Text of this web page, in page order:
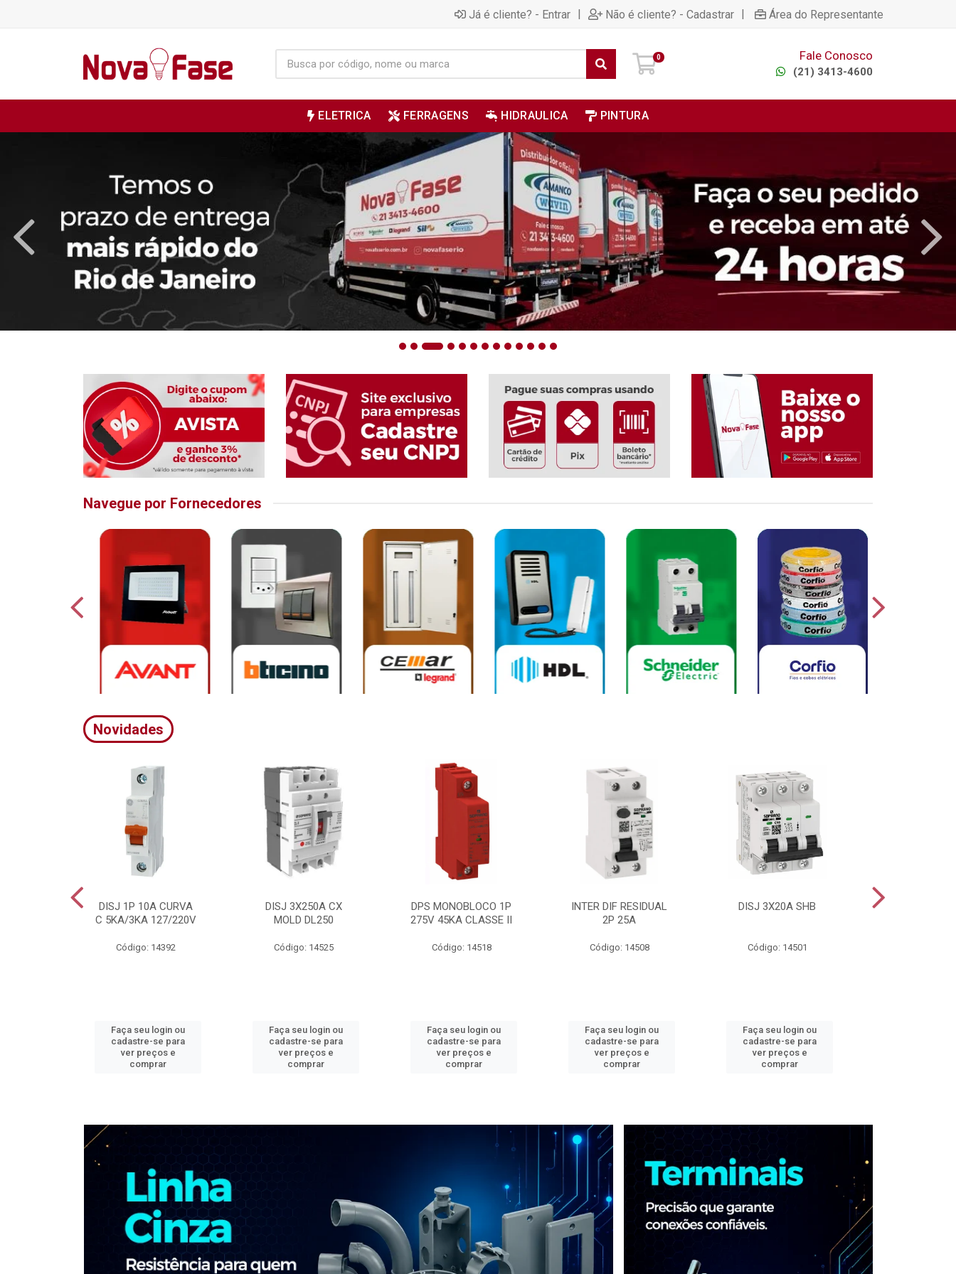
Já é cliente? - Entrar | Não é cliente? - Cadastrar | Área do Representante
0 Fale Conosco
(21) 3413-4600
ELETRICA FERRAGENS HIDRAULICA PINTURA
Navegue por Fornecedores
Novidades
DISJ 1P 10A CURVA
C 5KA/3KA 127/220V
Código: 14392
Faça seu login ou
cadastre-se para
ver preços e
comprar
DISJ 3X250A CX
MOLD DL250
Código: 14525
Faça seu login ou
cadastre-se para
ver preços e
comprar
DPS MONOBLOCO 1P
275V 45KA CLASSE II
Código: 14518
Faça seu login ou
cadastre-se para
ver preços e
comprar
INTER DIF RESIDUAL
2P 25A
Código: 14508
Faça seu login ou
cadastre-se para
ver preços e
comprar
DISJ 3X20A SHB
Código: 14501
Faça seu login ou
cadastre-se para
ver preços e
comprar